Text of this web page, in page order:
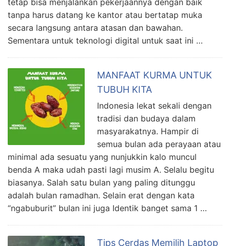
tanpa harus datang ke kantor atau bertatap muka
secara langsung antara atasan dan bawahan.
Sementara untuk teknologi digital untuk saat ini …
MANFAAT KURMA UNTUK
TUBUH KITA
Indonesia lekat sekali dengan
tradisi dan budaya dalam
masyarakatnya. Hampir di
semua bulan ada perayaan atau
minimal ada sesuatu yang nunjukkin kalo muncul
benda A maka udah pasti lagi musim A. Selalu begitu
biasanya. Salah satu bulan yang paling ditunggu
adalah bulan ramadhan. Selain erat dengan kata
“ngabuburit” bulan ini juga Identik banget sama 1 …
Tips Cerdas Memilih Laptop